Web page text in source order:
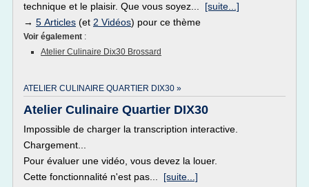
technique et le plaisir. Que vous soyez... [suite...]
→ 5 Articles (et 2 Vidéos) pour ce thème
Voir également :
Atelier Culinaire Dix30 Brossard
ATELIER CULINAIRE QUARTIER DIX30 »
Atelier Culinaire Quartier DIX30
Impossible de charger la transcription interactive.
Chargement...
Pour évaluer une vidéo, vous devez la louer.
Cette fonctionnalité n'est pas... [suite...]